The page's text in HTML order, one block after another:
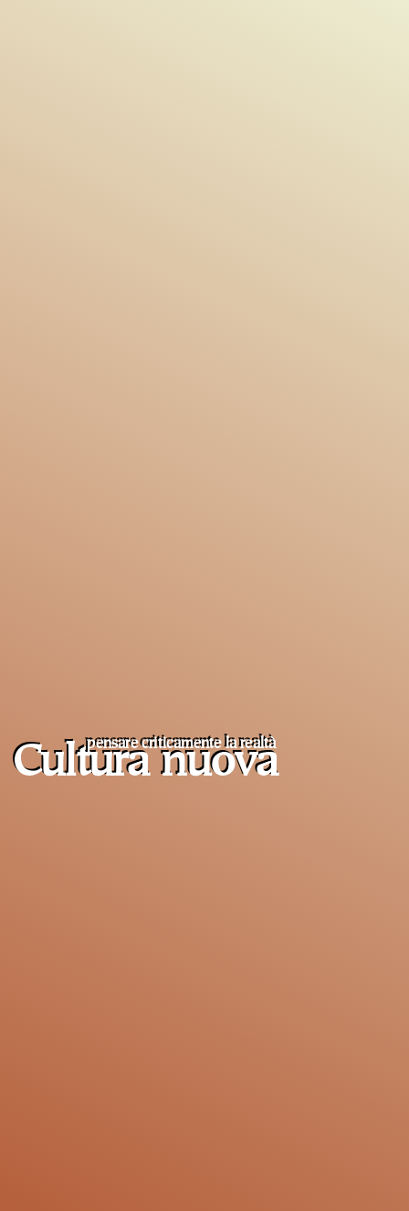
Cultura nuova
pensare criticamente larealtà